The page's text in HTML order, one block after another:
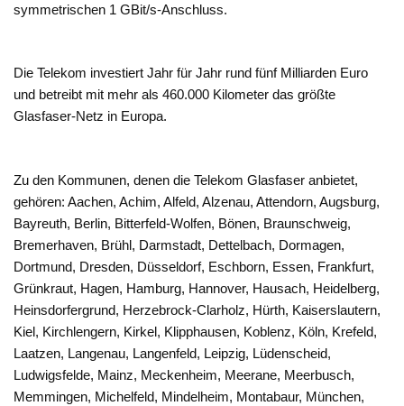
symmetrischen 1 GBit/s-Anschluss.
Die Telekom investiert Jahr für Jahr rund fünf Milliarden Euro
und betreibt mit mehr als 460.000 Kilometer das größte
Glasfaser-Netz in Europa.
Zu den Kommunen, denen die Telekom Glasfaser anbietet,
gehören: Aachen, Achim, Alfeld, Alzenau, Attendorn, Augsburg,
Bayreuth, Berlin, Bitterfeld-Wolfen, Bönen, Braunschweig,
Bremerhaven, Brühl, Darmstadt, Dettelbach, Dormagen,
Dortmund, Dresden, Düsseldorf, Eschborn, Essen, Frankfurt,
Grünkraut, Hagen, Hamburg, Hannover, Hausach, Heidelberg,
Heinsdorfergrund, Herzebrock-Clarholz, Hürth, Kaiserslautern,
Kiel, Kirchlengern, Kirkel, Klipphausen, Koblenz, Köln, Krefeld,
Laatzen, Langenau, Langenfeld, Leipzig, Lüdenscheid,
Ludwigsfelde, Mainz, Meckenheim, Meerane, Meerbusch,
Memmingen, Michelfeld, Mindelheim, Montabaur, München,